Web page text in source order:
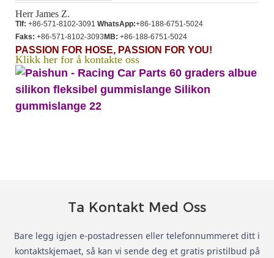
Herr James Z.
Tlf: +86-571-8102-3091 WhatsApp:+86-188-6751-5024
Faks: +86-571-8102-3093MB: +86-188-6751-5024
PASSION FOR HOSE, PASSION FOR YOU!
Klikk her for å kontakte oss
Ta Kontakt Med Oss
Bare legg igjen e-postadressen eller telefonnummeret ditt i
kontaktskjemaet, så kan vi sende deg et gratis pristilbud på